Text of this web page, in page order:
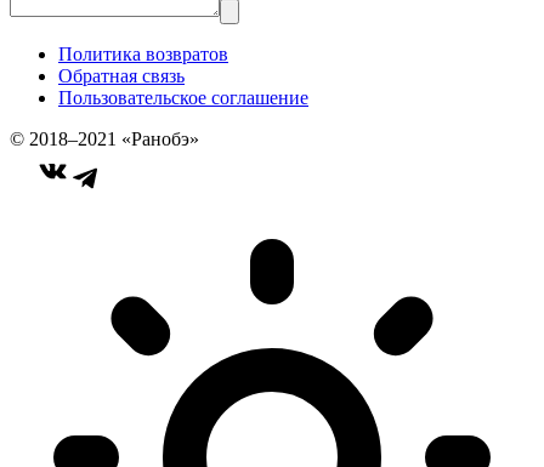
Политика возвратов
Обратная связь
Пользовательское соглашение
© 2018–2021 «Ранобэ»